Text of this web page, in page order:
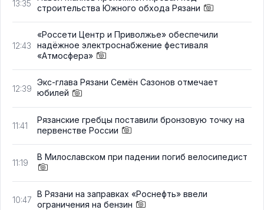
13:35
строительства Южного обхода Рязани
12:43
«Россети Центр и Приволжье» обеспечили
надёжное электроснабжение фестиваля
«Атмосфера»
12:39
Экс-глава Рязани Семён Сазонов отмечает
юбилей
11:41
Рязанские гребцы поставили бронзовую точку на
первенстве России
11:19
В Милославском при падении погиб велосипедист
10:47
В Рязани на заправках «Роснефть» ввели
ограничения на бензин